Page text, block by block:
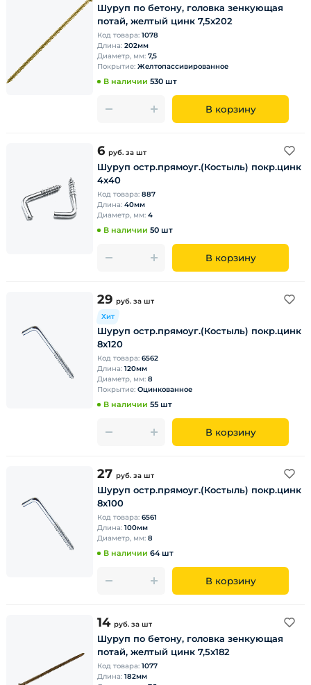
Шуруп по бетону, головка зенкующая
потай, желтый цинк 7,5х202
Код товара: 1078
Длина: 202мм
Диаметр, мм: 7,5
Покрытие: Желтопассивированное
В наличии 530 шт
В корзину
6 руб. за шт
Шуруп остр.прямоуг.(Костыль) покр.цинк
4х40
Код товара: 887
Длина: 40мм
Диаметр, мм: 4
В наличии 50 шт
В корзину
29 руб. за шт
Хит
Шуруп остр.прямоуг.(Костыль) покр.цинк
8х120
Код товара: 6562
Длина: 120мм
Диаметр, мм: 8
Покрытие: Оцинкованное
В наличии 55 шт
В корзину
27 руб. за шт
Шуруп остр.прямоуг.(Костыль) покр.цинк
8х100
Код товара: 6561
Длина: 100мм
Диаметр, мм: 8
В наличии 64 шт
В корзину
14 руб. за шт
Шуруп по бетону, головка зенкующая
потай, желтый цинк 7,5х182
Код товара: 1077
Длина: 182мм